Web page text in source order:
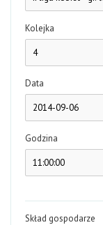
Kolejka
Data
Godzina
Skład gospodarze